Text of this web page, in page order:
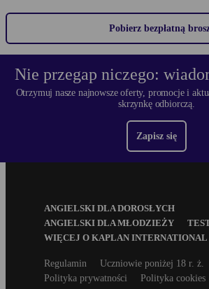
Pobierz bezpłatną
Nie przegap niczego:
Otrzymuj nasze najnowsze oferty, promocje i
skrzynkę odbiorczą.
Zapisz się
ANGIELSKI DLA DOROSŁYCH
ANGIELSKI DLA MŁODZIEŻY
WIĘCEJ O KAPLAN INTERNATIONAL
SecondaryRegulamin
Uczniowie poniżej 18 r. ż.
Polityka prywatności
Polityka cookies